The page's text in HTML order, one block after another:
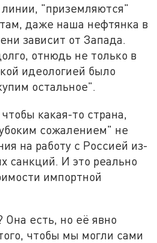
"приземляются"
даже наша нефтянка в
зависит от Запада.
отнюдь не только в
идеологией было
остальное".
какая-то страна,
сожалением" не
на работу с Россией из-
санкций. И это реально
импортной
Она есть, но её явно
чтобы мы могли сами